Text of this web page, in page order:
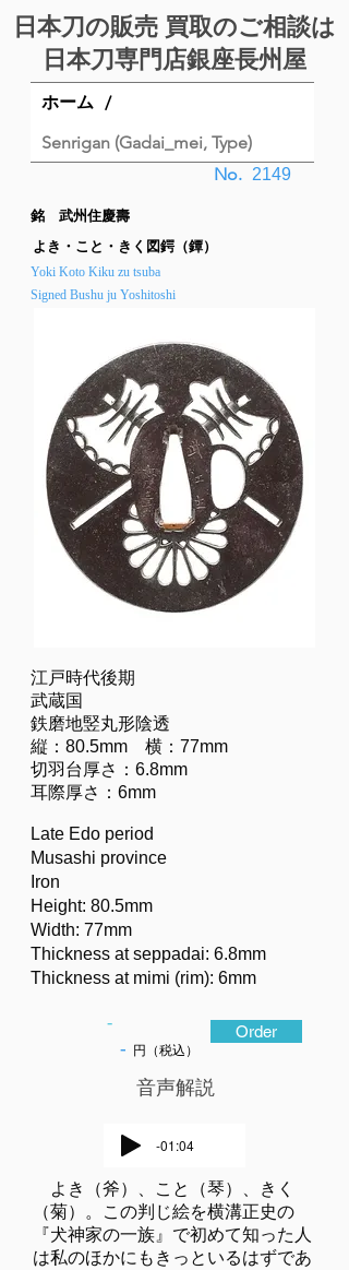
日本刀の販売 買取のご相談は
日本刀専門店銀座⻑州屋
ホーム /
Senrigan (Gadai_mei, Type)
No. 2149
銘 武州住慶壽
よき・こと・きく図鍔（鐔）
Yoki Koto Kiku zu tsuba
Signed Bushu ju Yoshitoshi
江戸時代後期
武蔵国
鉄磨地竪丸形陰透
縦：80.5mm 横：77mm
切羽台厚さ：6.8mm
耳際厚さ：6mm
Late Edo period
Musashi province
Iron
Height: 80.5mm
Width: 77mm
Thickness at seppadai: 6.8mm
Thickness at mimi (rim): 6mm
-
- 円（税込）
Order
​音声解説
-01:04
よき（斧）、こと（琴）、きく
（菊）。この判じ絵を横溝正史の
『犬神家の一族』で初めて知った人
は私のほかにもきっといるはずであ